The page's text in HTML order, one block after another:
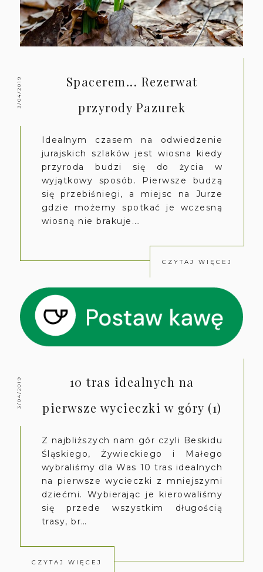
3/04/2019
Spacerem... Rezerwat
przyrody Pazurek
Idealnym czasem na odwiedzenie
jurajskich szlaków jest wiosna kiedy
przyroda budzi się do życia w
wyjątkowy sposób. Pierwsze budzą
się przebiśniegi, a miejsc na Jurze
gdzie możemy spotkać je wczesną
wiosną nie brakuje.…
CZYTAJ WIĘCEJ
3/04/2019
10 tras idealnych na
pierwsze wycieczki w góry (1)
Z najbliższych nam gór czyli Beskidu
Śląskiego, Żywieckiego i Małego
wybraliśmy dla Was 10 tras idealnych
na pierwsze wycieczki z mniejszymi
dziećmi. Wybierając je kierowaliśmy
się przede wszystkim długością
trasy, br…
CZYTAJ WIĘCEJ